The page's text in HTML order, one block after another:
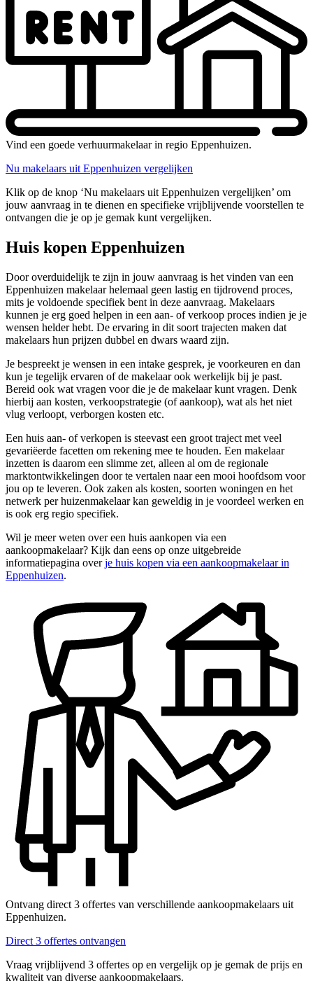
Vind een goede verhuurmakelaar in regio Eppenhuizen.
Nu makelaars uit Eppenhuizen vergelijken
Klik op de knop ‘Nu makelaars uit Eppenhuizen vergelijken’ om
jouw aanvraag in te dienen en specifieke vrijblijvende voorstellen te
ontvangen die je op je gemak kunt vergelijken.
Huis kopen Eppenhuizen
Door overduidelijk te zijn in jouw aanvraag is het vinden van een
Eppenhuizen makelaar helemaal geen lastig en tijdrovend proces,
mits je voldoende specifiek bent in deze aanvraag. Makelaars
kunnen je erg goed helpen in een aan- of verkoop proces indien je je
wensen helder hebt. De ervaring in dit soort trajecten maken dat
makelaars hun prijzen dubbel en dwars waard zijn.
Je bespreekt je wensen in een intake gesprek, je voorkeuren en dan
kun je tegelijk ervaren of de makelaar ook werkelijk bij je past.
Bereid ook wat vragen voor die je de makelaar kunt vragen. Denk
hierbij aan kosten, verkoopstrategie (of aankoop), wat als het niet
vlug verloopt, verborgen kosten etc.
Een huis aan- of verkopen is steevast een groot traject met veel
gevariëerde facetten om rekening mee te houden. Een makelaar
inzetten is daarom een slimme zet, alleen al om de regionale
marktontwikkelingen door te vertalen naar een mooi hoofdsom voor
jou op te leveren. Ook zaken als kosten, soorten woningen en het
netwerk per huizenmakelaar kan geweldig in je voordeel werken en
is ook erg regio specifiek.
Wil je meer weten over een huis aankopen via een
aankoopmakelaar? Kijk dan eens op onze uitgebreide
informatiepagina overje huis kopen via een aankoopmakelaar in
Eppenhuizen.
Ontvang direct 3 offertes van verschillende aankoopmakelaars uit
Eppenhuizen.
Direct 3 offertes ontvangen
Vraag vrijblijvend 3 offertes op en vergelijk op je gemak de prijs en
kwaliteit van diverse aankoopmakelaars.